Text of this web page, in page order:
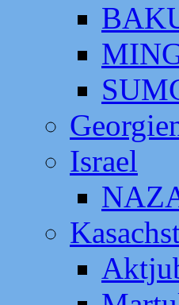
Israel